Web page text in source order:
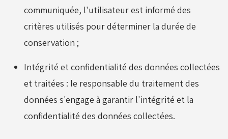
communiquée, l'utilisateur est informé des
critères utilisés pour déterminer la durée de
conservation ;
Intégrité et confidentialité des données collectées
et traitées : le responsable du traitement des
données s'engage à garantir l'intégrité et la
confidentialité des données collectées.